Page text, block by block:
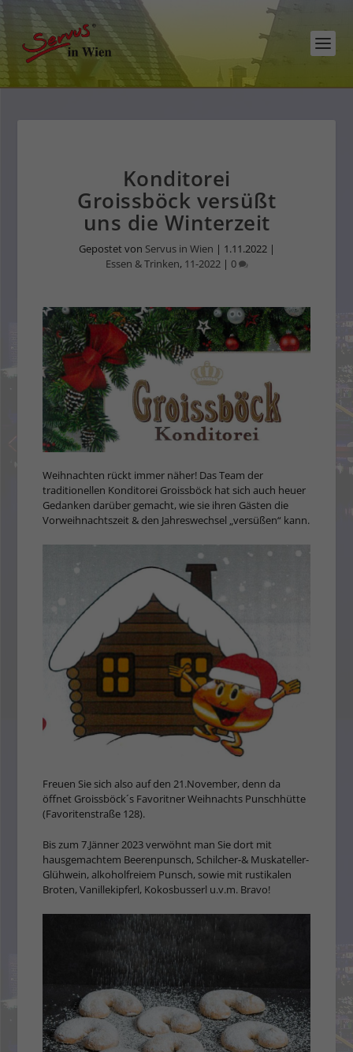
Konditorei
Groissböck versüßt
uns die Winterzeit
Gepostet von Servus in Wien | 1.11.2022|
Essen & Trinken, 11-2022| 0
Weihnachten rückt immer näher! Das Team der
traditionellen Konditorei Groissböck hat sich auch heuer
Gedanken darüber gemacht, wie sie ihren Gästen die
Vorweihnachtszeit & den Jahreswechsel „versüßen“ kann.
Freuen Sie sich also auf den 21.November, denn da
öffnet Groissböck´s Favoritner Weihnachts Punschhütte
(Favoritenstraße 128).
Bis zum 7.Jänner 2023 verwöhnt man Sie dort mit
hausgemachtem Beerenpunsch, Schilcher-& Muskateller-
Glühwein, alkoholfreiem Punsch, sowie mit rustikalen
Broten, Vanillekipferl, Kokosbusserl u.v.m. Bravo!